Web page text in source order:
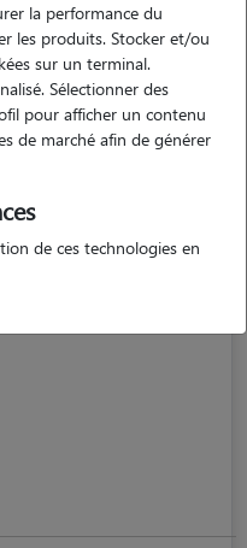
la performance du
les produits. Stocker et/ou
sur un terminal.
Sélectionner des
pour afficher un contenu
de marché afin de générer
de ces technologies en